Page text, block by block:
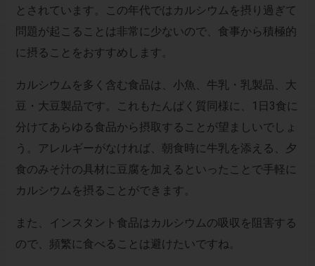
とされています。この年代ではカルシウムを摂り過ぎて
問題が起こることは非常に少ないので、食事から積極的
に摂ることをおすすめします。
カルシウムを多く含む食品は、小魚、牛乳・乳製品、大
豆・大豆製品です。これもたんぱく質同様に、1日3食に
分けてあらゆる食品から摂取することが望ましいでしょ
う。アレルギーがなければ、朝食時に牛乳を添える、夕
食のみそ汁の具材に豆腐を加えるといったことで手軽に
カルシウムを摂ることができます。
また、インスタント食品はカルシウムの吸収を阻害する
ので、頻繁に食べることは避けたいですね。